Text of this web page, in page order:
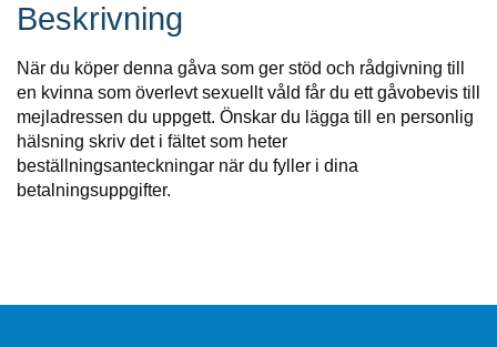
Beskrivning
När du köper denna gåva som ger stöd och rådgivning till
en kvinna som överlevt sexuellt våld får du ett gåvobevis till
mejladressen du uppgett. Önskar du lägga till en personlig
hälsning skriv det i fältet som heter
beställningsanteckningar när du fyller i dina
betalningsuppgifter.